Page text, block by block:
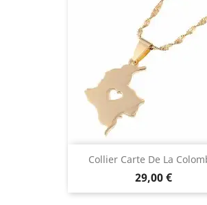
Collier Carte De La
Prix
29,00 €